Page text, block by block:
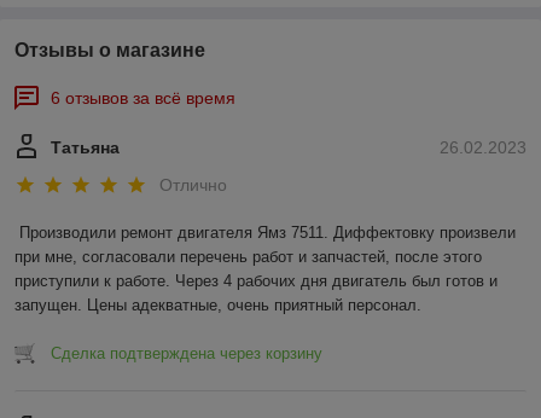
Отзывы о магазине
6 отзывов за всё время
26.02.2023
Татьяна
Отлично
Производили ремонт двигателя Ямз 7511. Диффектовку произвели
при мне, согласовали перечень работ и запчастей, после этого
приступили к работе. Через 4 рабочих дня двигатель был готов и
запущен. Цены адекватные, очень приятный персонал.
Сделка подтверждена через корзину